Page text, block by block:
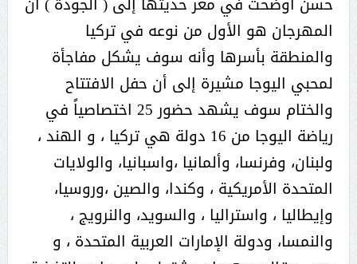
المهرجان هو الأول من نوعه في تركيا
والمنطقة بأسرها وأنه سوف يشكل مفاجأة
لمحبي اليوجا مشيرة إلى أن حفل الافتتاح
والختام سوف يشهد حضور 25 اختصاصياً في
رياضة اليوجا من 16 دولة هي تركيا ، و الهند ،
ولبنان، وفرنسا، وألمانيا ،واسبانيا، والولايات
المتحدة الأمريكية ، وكندا، والصين ،وروسيا،
وإيطاليا ، واستراليا ، والسويد، والنرويج ،
والنمسا، ودولة الإمارات العربية المتحدة ، و